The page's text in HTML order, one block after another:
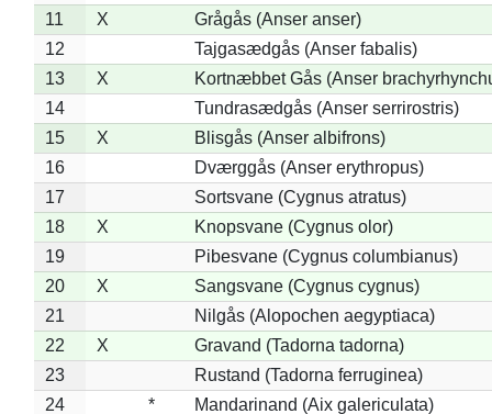
11
X
Grågås (Anser anser)
12
Tajgasædgås (Anser fabalis)
13
X
Kortnæbbet Gås (Anser
14
Tundrasædgås (Anser serrirostris)
15
X
Blisgås (Anser albifrons)
16
Dværggås (Anser erythropus)
17
Sortsvane (Cygnus atratus)
18
X
Knopsvane (Cygnus olor)
19
Pibesvane (Cygnus columbianus)
20
X
Sangsvane (Cygnus cygnus)
21
Nilgås (Alopochen aegyptiaca)
22
X
Gravand (Tadorna tadorna)
23
Rustand (Tadorna ferruginea)
24
*
Mandarinand (Aix galericulata)